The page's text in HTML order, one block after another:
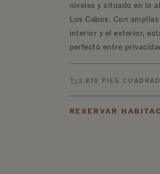
niveles y situado en lo
Los Cabos. Con
interior y el exterior,
perfecto entre
3.810 PIES
RESERVAR